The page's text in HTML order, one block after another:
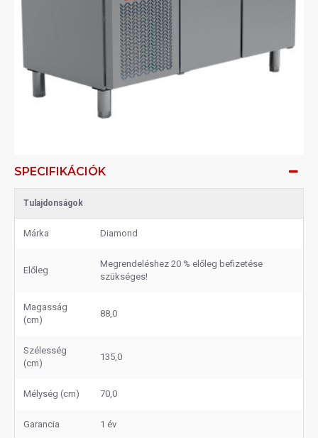
SPECIFIKÁCIÓK
Tulajdonságok
Márka Diamond
Előleg
Megrendeléshez 20 % előleg befizetése
szükséges!
Magasság
(cm)
88,0
Szélesség
(cm)
135,0
Mélység (cm) 70,0
Garancia 1 év